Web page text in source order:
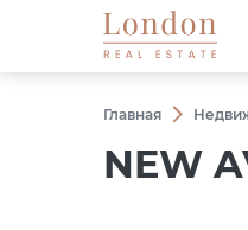
Главная
NEW